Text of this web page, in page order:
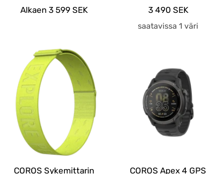
Alennushinta
Alkaen 3 599 SEK
Alennushinta
3 490 SEK
saatavissa 1 väri
COROS Sykemittarin
COROS Apex 4 GPS